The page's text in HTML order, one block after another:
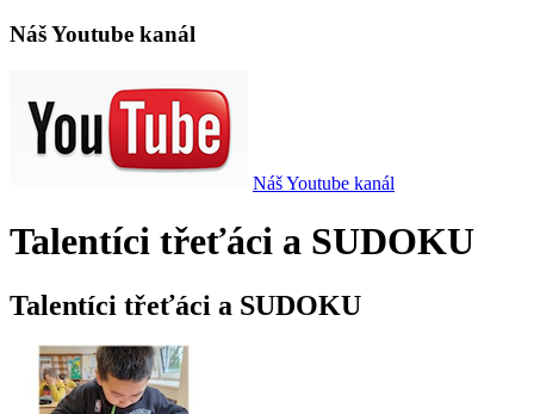
Náš Youtube kanál
Náš Youtube kanál
Talentíci třeťáci a SUDOKU
Talentíci třeťáci a SUDOKU